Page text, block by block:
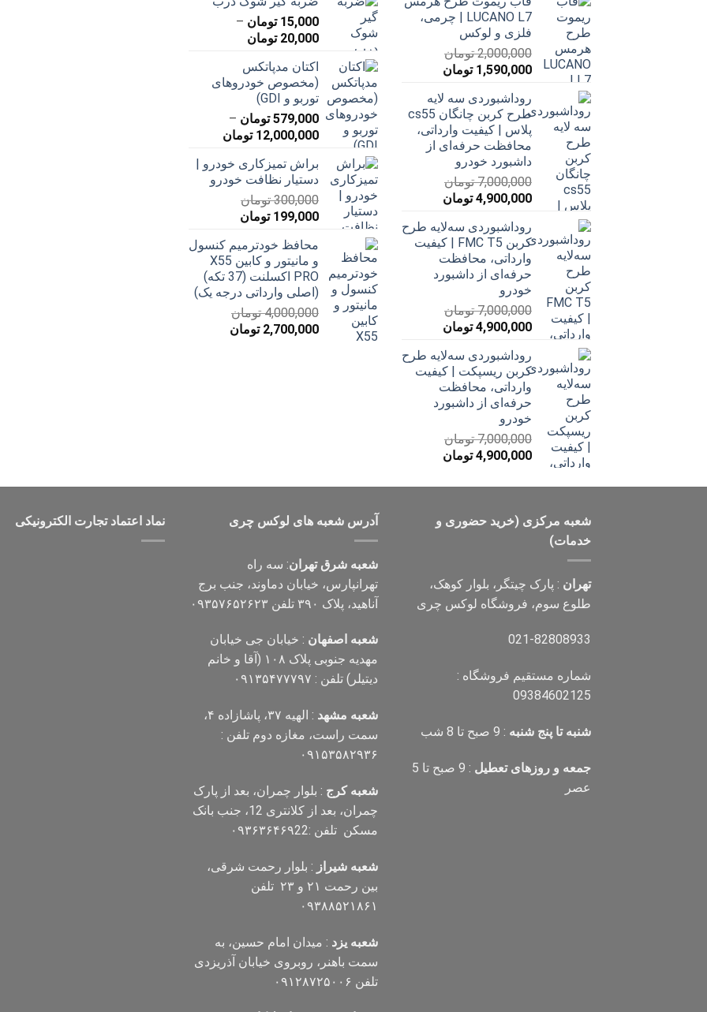
LUCANO L7 | چرمی،
فلزی و لوکس
2,000,000 تومان
قیمت
2,000,000 تومان
بود.
1,590,000 تومان
1,590,000 تومان
است.
روداشبوردی سه‌ لایه
طرح کربن چانگان cs55
پلاس | کیفیت وارداتی،
محافظت حرفه‌ای از
داشبورد خودرو
7,000,000 تومان
قیمت
7,000,000 تومان
بود.
4,900,000 تومان
4,900,000 تومان
است.
روداشبوردی سه‌لایه طرح
کربن FMC T5 | کیفیت
وارداتی، محافظت
حرفه‌ای از داشبورد
خودرو
7,000,000 تومان
قیمت
7,000,000 تومان
بود.
4,900,000 تومان
است.
روداشبوردی سه‌لایه طرح
کربن ریسپکت | کیفیت
وارداتی، محافظت
حرفه‌ای از داشبورد
خودرو
7,000,000 تومان
قیمت
7,000,000 تومان
4,900,000 تومان
4,900,000 تومان
15,000 تومان –
20,000 تومان
تا
اکتان مدپاتکس
(مخصوص خودروهای
توربو و GDI)
579,000 تومان –
12,000,000 تومان
تا
براش تمیزکاری خودرو |
دستیار نظافت خودرو
300,000 تومان
قیمت
300,000 تومان
بود.
199,000 تومان
199,000 تومان
است.
محافظ خودترمیم کنسول
و مانیتور و کابین X55
PRO اکسلنت (37 تکه)
(اصلی وارداتی درجه یک)
4,000,000 تومان
قیمت
2,700,000 تومان
شعبه مرکزی (خرید حضوری و
خدمات)
تهران : پارک چیتگر، بلوار کوهک،
طلوع سوم، فروشگاه لوکس چری
021-82808933
شماره مستقیم فروشگاه :
09384602125
شنبه تا پنج شنبه : 9 صبح تا 8 شب
جمعه و روزهای تعطیل
: 9 صبح تا 5
عصر
آدرس شعبه های لوکس چری
شعبه شرق تهران: سه راه
تهرانپارس، خیابان دماوند، جنب برج
آناهید، پلاک ۳۹۰ تلفن ۰۹۳۵۷۶۵۲۶۲۳
شعبه اصفهان : خیابان جی خیابان
مهدیه جنوبی پلاک ۱۰۸ (آقا و خانم
دیتیلر) تلفن : ۰۹۱۳۵۴۷۷۷۹۷
شعبه مشهد
: الهیه ۳۷، پاشازاده ۴،
سمت راست، مغازه دوم تلفن :
۰۹۱۵۳۵۸۲۹۳۶
شعبه کرج : بلوار چمران، بعد از پارک
چمران، بعد از کلانتری 12، جنب بانک
مسکن تلفن :۰۹۳۶۳۶۴۶۹22
شعبه شیراز : بلوار رحمت شرقی،
بین رحمت ۲۱ و ۲۳ تلفن
۰۹۳۸۸۵۲۱۸۶۱
شعبه یزد : میدان امام حسین، به
سمت باهنر، روبروی خیابان آذریزدی
تلفن ۰۹۱۲۸۷۲۵۰۰۶
نماد اعتماد تجارت الكترونیكی